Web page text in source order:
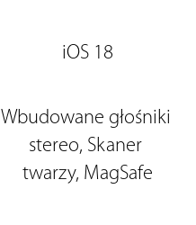
iOS 18
Wbudowane głośniki
stereo, Skaner
twarzy, MagSafe